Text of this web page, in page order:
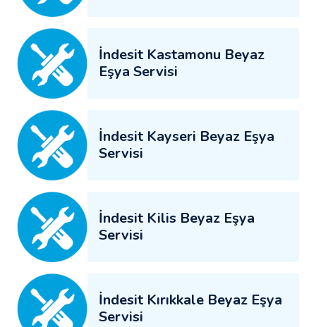
İndesit Kastamonu Beyaz
Eşya Servisi
İndesit Kayseri Beyaz Eşya
Servisi
İndesit Kilis Beyaz Eşya
Servisi
İndesit Kırıkkale Beyaz Eşya
Servisi